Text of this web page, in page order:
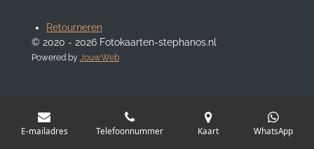
Retourneren
© 2020 - 2026 Fotokaarten-stephanos.nl
Powered by JouwWeb
E-mailadres Telefoonnummer Kaart WhatsApp